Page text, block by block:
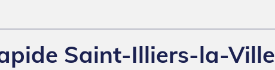
Saint-Illiers-la-Ville